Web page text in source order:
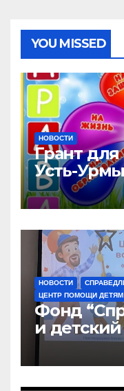
YOU MISSED
НОВОСТИ
Грант
Усть-
НОВОСТИ
ЦЕНТР ПОМОЩИ
Фонд
и
открыли